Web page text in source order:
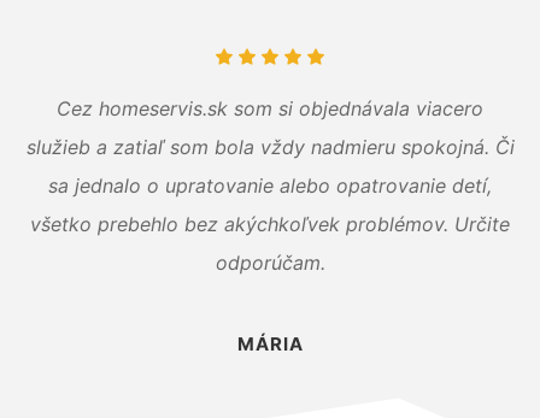
Cez homeservis.sk som si objednávala viacero
služieb a zatiaľ som bola vždy nadmieru spokojná. Či
sa jednalo o upratovanie alebo opatrovanie detí,
všetko prebehlo bez akýchkoľvek problémov. Určite
odporúčam.
MÁRIA